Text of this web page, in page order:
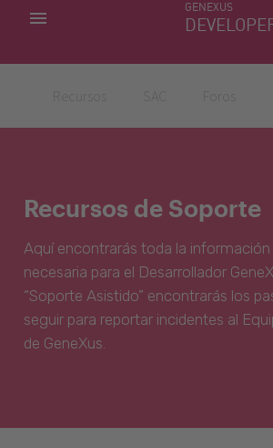
GENEXUS
MIS APLICACIONES
Recursos de Soporte
Aquí encontrarás toda la
necesaria para el Desarrollador
“Soporte Asistido” encontrarás los
seguir para reportar incidentes al
de GeneXus.